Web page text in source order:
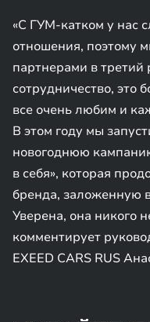
«С ГУМ-катком у нас
отношения, поэтому
партнерами в третий
сотрудничество, это
все очень любим и
В этом году мы
новогоднюю
в себя», которая
бренда, заложенную
Уверена, она никого
комментирует
EXEED CARS RUS